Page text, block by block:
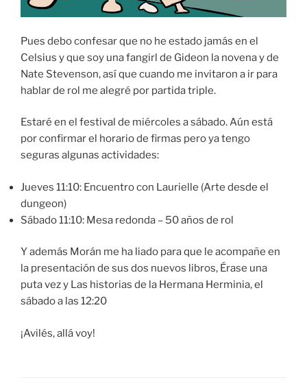
Pues debo confesar que no he estado jamás en el
Celsius y que soy una fangirl de Gideon la novena y de
Nate Stevenson, así que cuando me invitaron a ir para
hablar de rol me alegré por partida triple.
Estaré en el festival de miércoles a sábado. Aún está
por confirmar el horario de firmas pero ya tengo
seguras algunas actividades:
Jueves 11:10: Encuentro con Laurielle (Arte desde el
dungeon)
Sábado 11:10: Mesa redonda – 50 años de rol
Y además Morán me ha liado para que le acompañe en
la presentación de sus dos nuevos libros, Érase una
puta vez y Las historias de la Hermana Herminia, el
sábado a las 12:20
¡Avilés, allá voy!